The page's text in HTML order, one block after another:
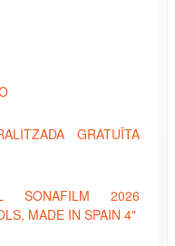
GRATUÏTA
SONAFILM 2026
MADE IN SPAIN 4"